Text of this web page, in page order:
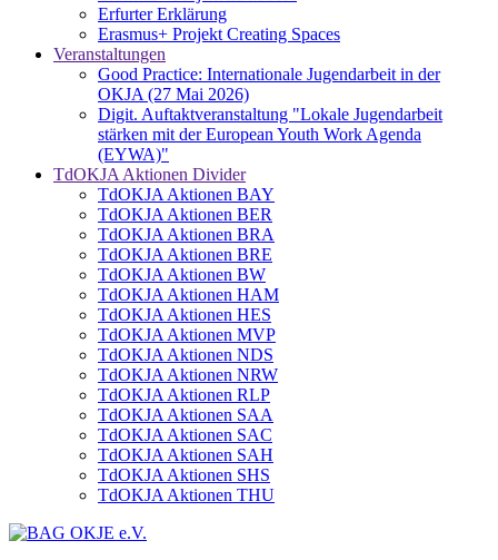
Erfurter Erklärung
Erasmus+ Projekt Creating Spaces
Veranstaltungen
Good Practice: Internationale Jugendarbeit in der
OKJA (27 Mai 2026)
Digit. Auftaktveranstaltung "Lokale Jugendarbeit
stärken mit der European Youth Work Agenda
(EYWA)"
TdOKJA Aktionen Divider
TdOKJA Aktionen BAY
TdOKJA Aktionen BER
TdOKJA Aktionen BRA
TdOKJA Aktionen BRE
TdOKJA Aktionen BW
TdOKJA Aktionen HAM
TdOKJA Aktionen HES
TdOKJA Aktionen MVP
TdOKJA Aktionen NDS
TdOKJA Aktionen NRW
TdOKJA Aktionen RLP
TdOKJA Aktionen SAA
TdOKJA Aktionen SAC
TdOKJA Aktionen SAH
TdOKJA Aktionen SHS
TdOKJA Aktionen THU